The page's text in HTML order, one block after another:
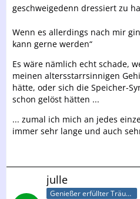
geschweigedenn dressiert zu
Wenn es allerdings nach mir
kann gerne werden“
Es wäre nämlich echt schade,
meinen altersstarrsinnigen
hätte, oder sich die Speicher-
schon gelöst hätten ...
... zumal ich mich an jedes
immer sehr lange und auch
julle
Genießer erfüllter Träume